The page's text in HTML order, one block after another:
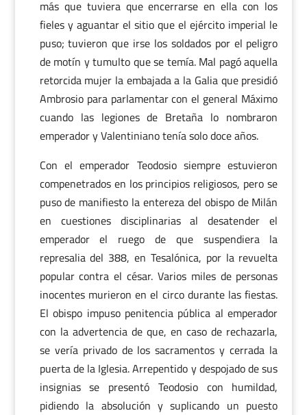
más que tuviera que encerrarse en ella con los
fieles y aguantar el sitio que el ejército imperial le
puso; tuvieron que irse los soldados por el peligro
de motín y tumulto que se temía. Mal pagó aquella
retorcida mujer la embajada a la Galia que presidió
Ambrosio para parlamentar con el general Máximo
cuando las legiones de Bretaña lo nombraron
emperador y Valentiniano tenía solo doce años.
Con el emperador Teodosio siempre estuvieron
compenetrados en los principios religiosos, pero se
puso de manifiesto la entereza del obispo de Milán
en cuestiones disciplinarias al desatender el
emperador el ruego de que suspendiera la
represalia del 388, en Tesalónica, por la revuelta
popular contra el césar. Varios miles de personas
inocentes murieron en el circo durante las fiestas.
El obispo impuso penitencia pública al emperador
con la advertencia de que, en caso de rechazarla,
se vería privado de los sacramentos y cerrada la
puerta de la Iglesia. Arrepentido y despojado de sus
insignias se presentó Teodosio con humildad,
pidiendo la absolución y suplicando un puesto